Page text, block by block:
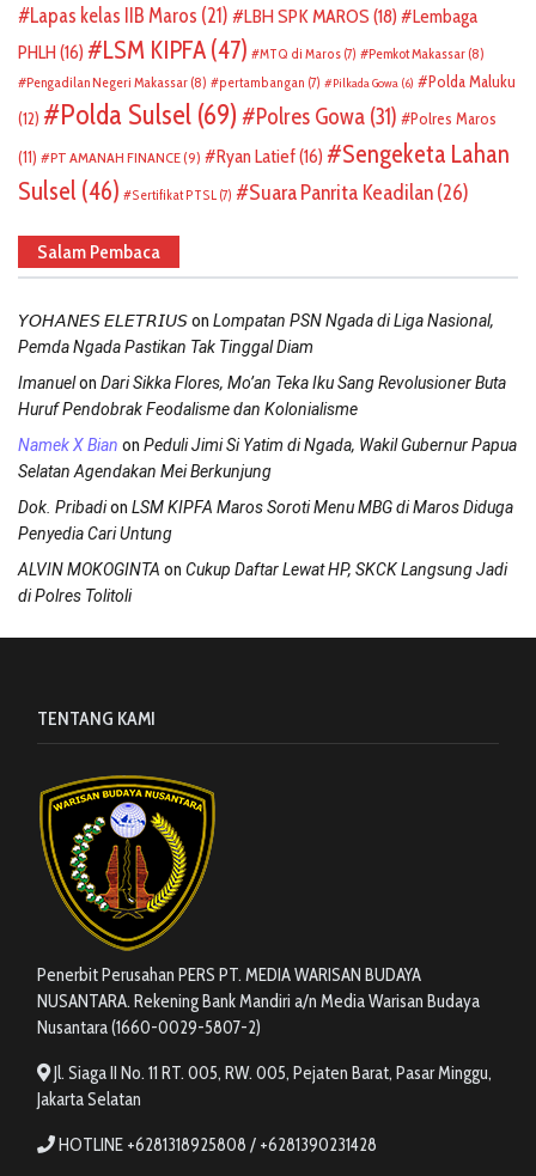
Lapas kelas IIB Maros (21) LBH SPK MAROS (18)
Lembaga
PHLH (16) LSM KIPFA (47) MTQ di Maros (7) Pemkot Makassar (8)
Pengadilan Negeri Makassar (8) pertambangan (7) Pilkada Gowa (6)
Polda Maluku
(12)
Polda Sulsel (69) Polres Gowa (31)
Polres Maros
(11)
PT AMANAH FINANCE(9) Ryan Latief(16)
Sengeketa Lahan
Sulsel (46) Sertifikat PTSL (7) Suara Panrita Keadilan(26)
Salam Pembaca
𝘠𝘖𝘏𝘈𝘕𝘌𝘚 𝘌𝘓𝘌𝘛𝘙𝘐𝘜𝘚on Lompatan PSN Ngada di Liga Nasional,
Pemda Ngada Pastikan Tak Tinggal Diam
Imanuelon Dari Sikka Flores, Mo’an Teka Iku Sang Revolusioner Buta
Huruf Pendobrak Feodalisme dan Kolonialisme
Namek X Bian on Peduli Jimi Si Yatim di Ngada, Wakil Gubernur Papua
Selatan Agendakan Mei Berkunjung
Dok. Pribadion LSM KIPFA Maros Soroti Menu MBG di Maros Diduga
Penyedia Cari Untung
ALVIN MOKOGINTA on Cukup Daftar Lewat HP, SKCK Langsung Jadi
di Polres Tolitoli
TENTANG KAMI
Penerbit Perusahan PERS PT. MEDIA WARISAN BUDAYA
NUSANTARA. Rekening Bank Mandiri a/n Media Warisan Budaya
Nusantara (1660-0029-5807-2)
Jl. Siaga II No. 11 RT. 005, RW. 005, Pejaten Barat, Pasar Minggu,
Jakarta Selatan
HOTLINE +6281318925808 / +6281390231428